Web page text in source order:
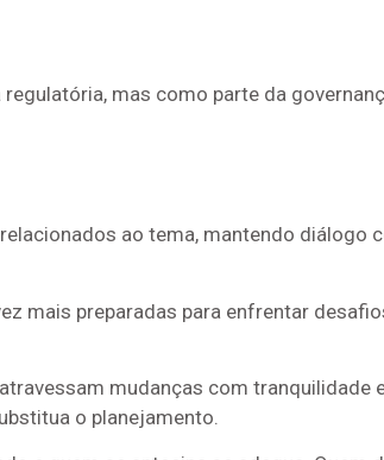
mas como parte da
ao tema, mantendo diálogo
mais preparadas para enfrentar
mudanças com tranquilidade
o planejamento.